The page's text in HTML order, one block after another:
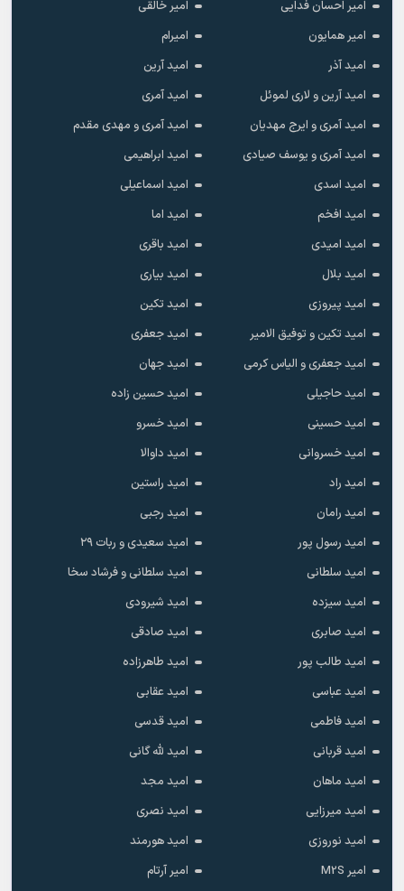
امیر احسان فدایی
امیر خالقى
امیر همایون
امیرام
امید آذر
امید آرین
امید آرین و لاری لموئل
امید آمری
امید آمری و ایرج مهدیان
امید آمری و مهدی مقدم
امید آمری و یوسف صیادی
امید ابراهیمی
امید اسدی
امید اسماعیلی
امید افخم
امید اما
امید امیدی
امید باقری
امید بلال
امید بیاری
امید پیروزی
امید تکین
امید تکین و توفیق الامیر
امید جعفری
امید جعفری و الیاس کرمی
امید جهان
امید حاجیلی
امید حسین زاده
امید حسینی
امید خسرو
امید خسروانی
امید داوالا
امید راد
امید راستین
امید رامان
امید رجبی
امید رسول پور
امید سعیدی و ربات ۲۹
امید سلطانی
امید سلطانی و فرشاد سخا
امید سیزده
امید شیرودی
امید صابری
امید صادقی
امید طالب پور
امید طاهرزاده
امید عباسی
امید عقابی
امید فاطمی
امید قدسی
امید قربانی
امید لله گانی
امید ماهان
امید مجد
امید میرزایی
امید نصری
امید نوروزی
امید هورمند
امیر M2S
امیر آرتام